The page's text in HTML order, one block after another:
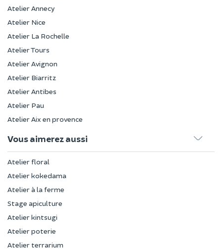
Atelier Annecy
Atelier Nice
Atelier La Rochelle
Atelier Tours
Atelier Avignon
Atelier Biarritz
Atelier Antibes
Atelier Pau
Atelier Aix en provence
Vous aimerez aussi
Atelier floral
Atelier kokedama
Atelier à la ferme
Stage apiculture
Atelier kintsugi
Atelier poterie
Atelier terrarium